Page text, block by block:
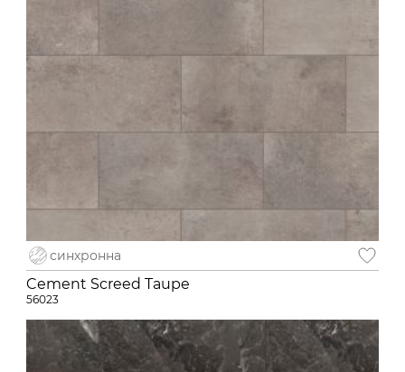
синхронна
Cement Screed Taupe
56023